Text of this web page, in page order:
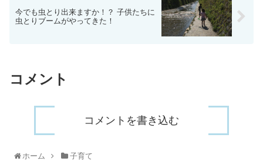
今でも虫とり出来ますか！？ 子供たちに
虫とりブームがやってきた！
コメント
コメントを書き込む
ホーム 子育て